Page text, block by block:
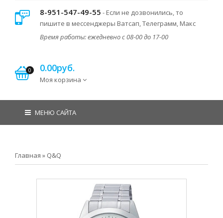
8-951-547-49-55 - Если не дозвонились, то
пишите в мессенджеры Ватсап, Телеграмм, Макс
Время работы: ежедневно с 08-00 до 17-00
0 0.00руб.
Моя корзина
МЕНЮ САЙТА
Главная » Q&Q